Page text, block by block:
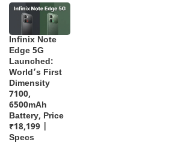
Infinix Note
Edge 5G
Launched:
World’s First
Dimensity
7100,
6500mAh
Battery, Price
₹18,199 |
Specs